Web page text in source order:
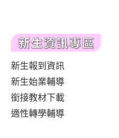
新生報到資訊
新生始業輔導
銜接教材下載
適性轉學輔導